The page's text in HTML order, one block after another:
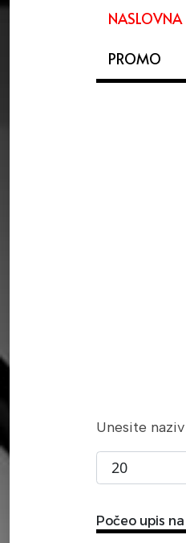
NASLOVNA
PROMO
Unesite naziv
Prikaži broj
Počeo upis